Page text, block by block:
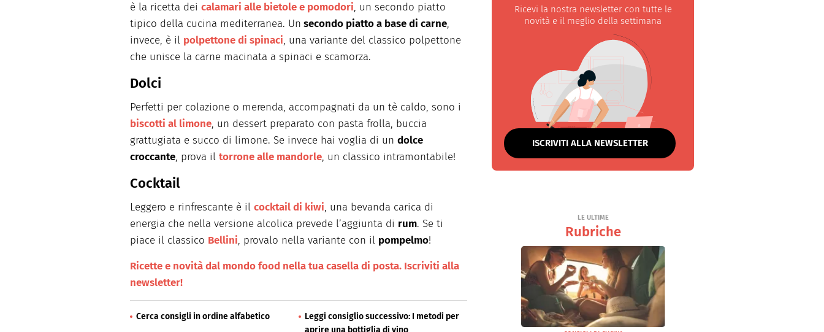
è la ricetta dei calamari alle bietole e pomodori, un secondo piatto
tipico della cucina mediterranea. Un secondo piatto a base di carne,
invece, è il polpettone di spinaci, una variante del classico polpettone
che unisce la carne macinata a spinaci e scamorza.
Dolci
Perfetti per colazione o merenda, accompagnati da un tè caldo, sono i
biscotti al limone, un dessert preparato con pasta frolla, buccia
grattugiata e succo di limone. Se invece hai voglia di un dolce
croccante, prova il torrone alle mandorle, un classico intramontabile!
Cocktail
Leggero e rinfrescante è il cocktail di kiwi, una bevanda carica di
energia che nella versione alcolica prevede l’aggiunta di rum. Se ti
piace il classico Bellini, provalo nella variante con il pompelmo!
Ricette e novità dal mondo food nella tua casella di posta. Iscriviti alla
newsletter!
Cerca consigli in ordine alfabetico
Leggi consiglio successivo: I metodi per
Ricevi la nostra newsletter con tutte le
novità e il meglio della settimana
ISCRIVITI ALLA NEWSLETTER
LE ULTIME
Rubriche